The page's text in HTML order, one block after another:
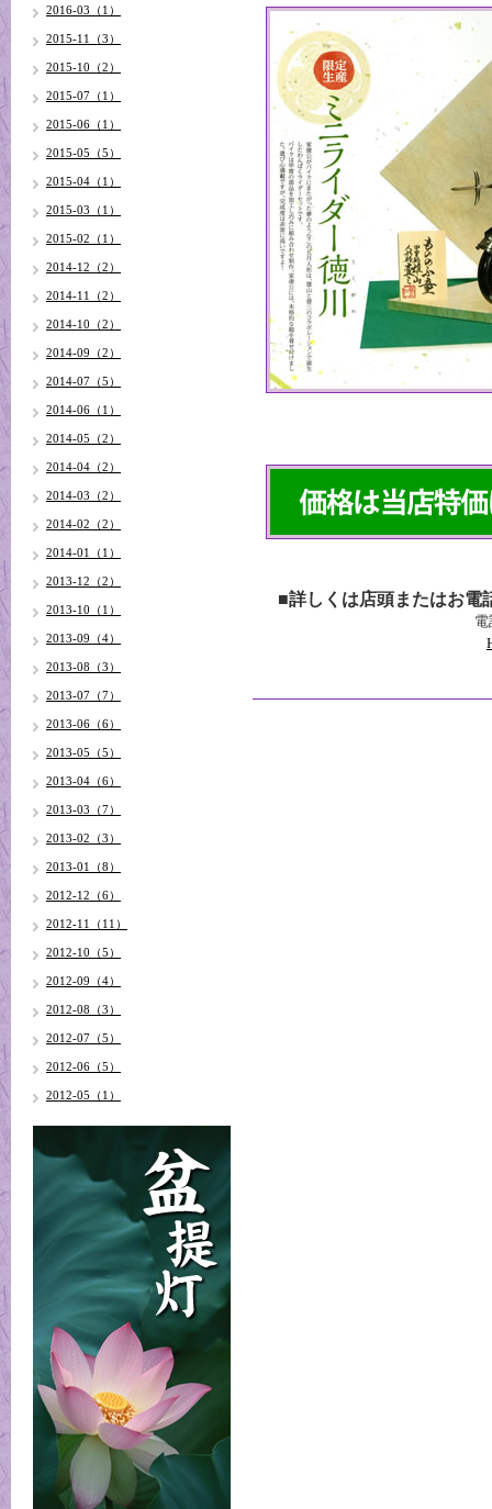
■詳しくは店頭またはお電
電
2016-03（1）
2015-11（3）
2015-10（2）
2015-07（1）
2015-06（1）
2015-05（5）
2015-04（1）
2015-03（1）
2015-02（1）
2014-12（2）
2014-11（2）
2014-10（2）
2014-09（2）
2014-07（5）
2014-06（1）
2014-05（2）
2014-04（2）
2014-03（2）
2014-02（2）
2014-01（1）
2013-12（2）
2013-10（1）
2013-09（4）
2013-08（3）
2013-07（7）
2013-06（6）
2013-05（5）
2013-04（6）
2013-03（7）
2013-02（3）
2013-01（8）
2012-12（6）
2012-11（11）
2012-10（5）
2012-09（4）
2012-08（3）
2012-07（5）
2012-06（5）
2012-05（1）